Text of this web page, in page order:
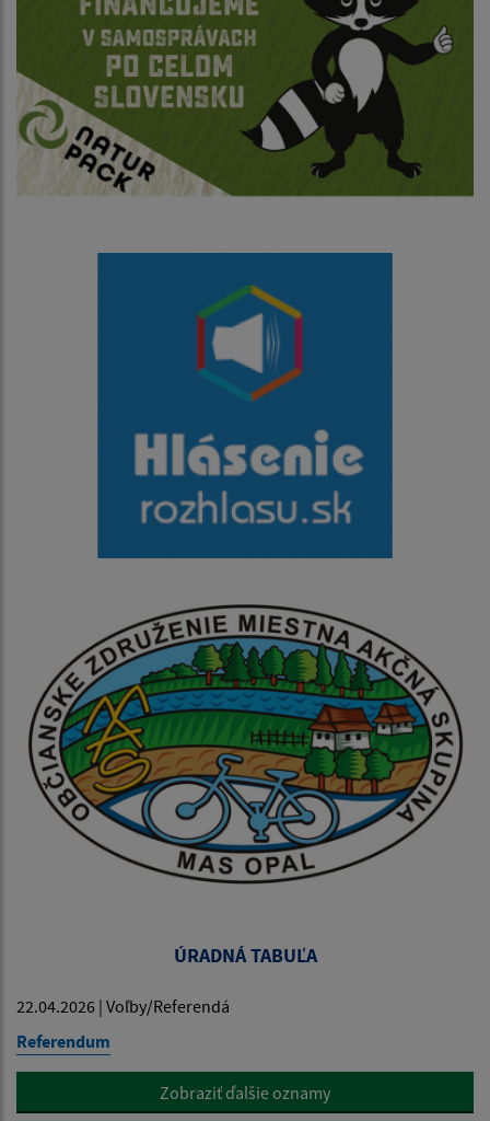
ÚRADNÁ TABUĽA
22.04.2026 | Voľby/Referendá
Referendum
Zobraziť ďalšie oznamy